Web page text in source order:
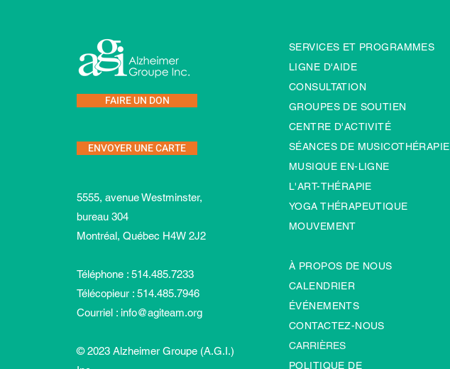
FAIRE UN DON
ENVOYER UNE CARTE
5555, avenue Westminster,
bureau 304
Montréal, Québec H4W 2J2
Téléphone : 514.485.7233
Télécopieur : 514.485.7946
Courriel : info@agiteam.org
© 2023 Alzheimer Groupe (A.G.I.)
SERVICES ET PROGRAMMES
LIGNE D'AIDE
CONSULTATION
GROUPES DE SOUTIEN
CENTRE D'ACTIVITÉ
SÉANCES DE MUSICOTHÉRAPIE
MUSIQUE EN-LIGNE
L'ART-THÉRAPIE
YOGA THÉRAPEUTIQUE
MOUVEMENT
À PROPOS DE NOUS
CALENDRIER
ÉVÉNEMENTS
CONTACTEZ-NOUS
CARRIÈRES
POLITIQUE DE